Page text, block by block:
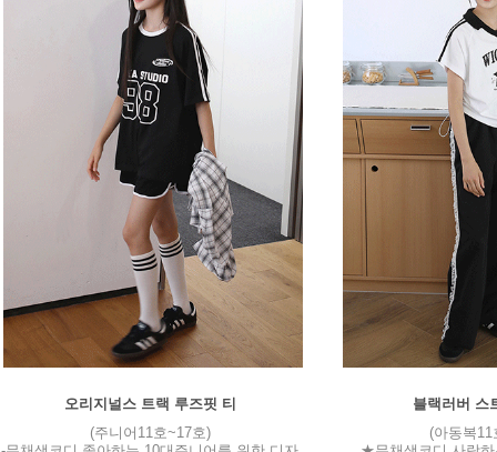
오리지널스 트랙 루즈핏 티
(주니어11호~17호)
블랙러버 스
(아동복11